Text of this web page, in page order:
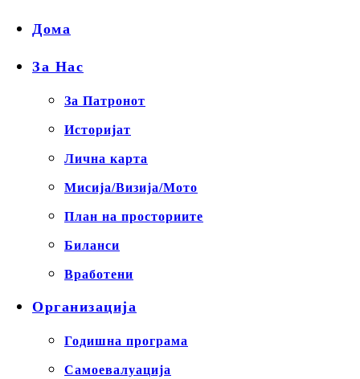
Дома
За Нас
За Патронот
Историјат
Лична карта
Мисија/Визија/Мото
План на просториите
Биланси
Вработени
Организација
Годишна програма
Самоевалуација